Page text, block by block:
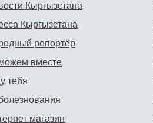
Кыргызстана
Кыргызстана
репортёр
вместе
тебя
магазин